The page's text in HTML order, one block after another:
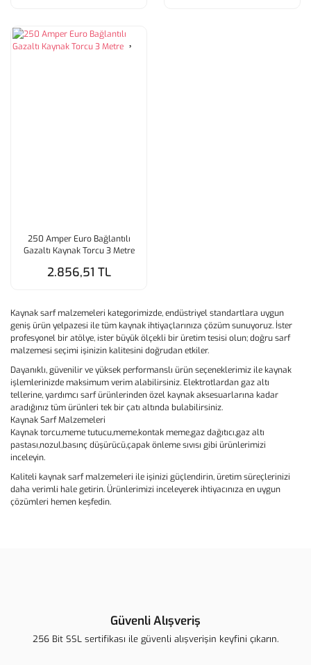
250 Amper Euro Bağlantılı
Gazaltı Kaynak Torcu 3 Metre
2.856,51 TL
Kaynak sarf malzemeleri kategorimizde, endüstriyel standartlara uygun
geniş ürün yelpazesi ile tüm kaynak ihtiyaçlarınıza çözüm sunuyoruz. İster
profesyonel bir atölye, ister büyük ölçekli bir üretim tesisi olun; doğru sarf
malzemesi seçimi işinizin kalitesini doğrudan etkiler.
Dayanıklı, güvenilir ve yüksek performanslı ürün seçeneklerimiz ile kaynak
işlemlerinizde maksimum verim alabilirsiniz. Elektrotlardan gaz altı
tellerine, yardımcı sarf ürünlerinden özel kaynak aksesuarlarına kadar
aradığınız tüm ürünleri tek bir çatı altında bulabilirsiniz.
Kaynak Sarf Malzemeleri
Kaynak torcu,meme tutucu,meme,kontak meme,gaz dağıtıcı,gaz altı
pastası,nozul,basınç düşürücü,çapak önleme sıvısı gibi ürünlerimizi
inceleyin.
Kaliteli kaynak sarf malzemeleri ile işinizi güçlendirin, üretim süreçlerinizi
daha verimli hale getirin. Ürünlerimizi inceleyerek ihtiyacınıza en uygun
çözümleri hemen keşfedin.
Güvenli Alışveriş
256 Bit SSL sertifikası ile güvenli alışverişin keyfini çıkarın.